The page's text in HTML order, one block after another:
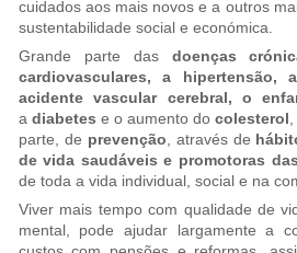
cuidados aos mais novos e a outros
sustentabilidade social e económica.
Grande parte das doenças
cardiovasculares, a hipertensão,
acidente vascular cerebral, o
a diabetes e o aumento docolesterol
parte, de prevenção , através de
de vida saudáveis e promotoras
de toda a vida individual, social e na
Viver mais tempo com qualidade de
mental, pode ajudar largamente a